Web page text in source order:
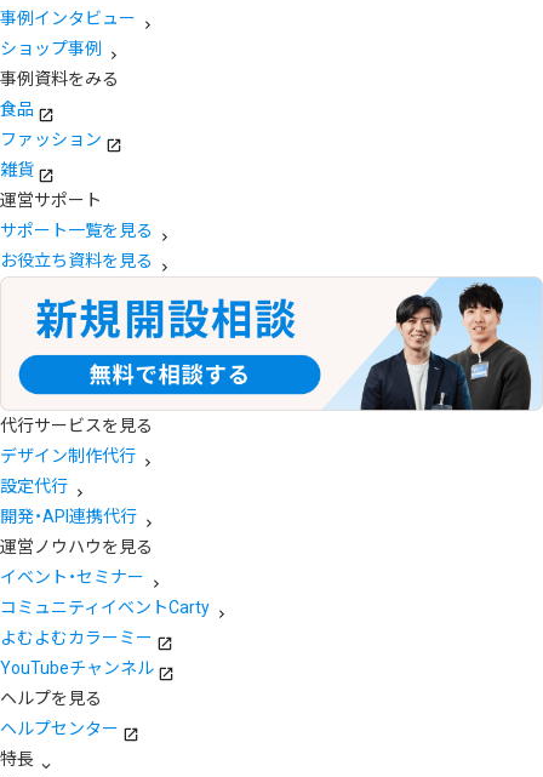
事例インタビュー
ショップ事例
事例資料をみる
食品
ファッション
雑貨
運営サポート
サポート一覧を見る
お役立ち資料を見る
代行サービスを見る
デザイン制作代行
設定代行
開発・API連携代行
運営ノウハウを見る
イベント・セミナー
コミュニティイベントCarty
よむよむカラーミー
YouTubeチャンネル
ヘルプを見る
ヘルプセンター
特長